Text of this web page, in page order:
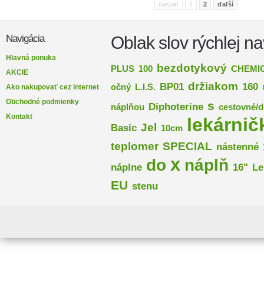
naspäť 1 2 ďaľší
Navigácia
Hlavná ponuka
AKCIE
Ako nakupovať cez internet
Obchodné podmienky
Kontakt
Oblak slov rýchlej
PLUS 100 bezdotykový
očný L.I.S. BP01 držiakom 160
náplňou Diphoterine s cestovné/
Basic Jel 10cm
teplomer SPECIAL nástenné
náplne do x náplň 16"
EU stenu